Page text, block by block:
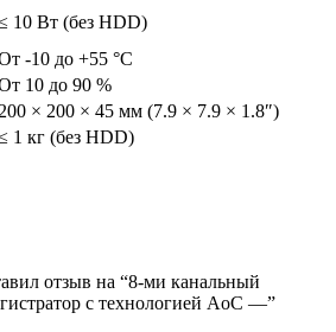
10 Вт (без HDD)
-10 до +55 °C
10 до 90 %
200 × 200 × 45 мм (7.9 × 7.9 × 1.8″)
1 кг (без HDD)
отзыв на “8-ми канальный
c технологией AoC —”